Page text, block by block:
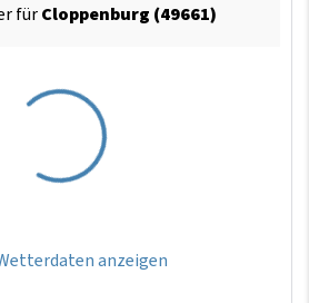
fürCloppenburg (49661)
anzeigen